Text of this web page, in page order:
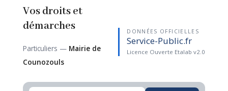
Vos droits et
démarches
Particuliers — Mairie de
Counozouls
DONNÉES OFFICIELLES
Service-Public.fr
Licence Ouverte Etalab v2.0